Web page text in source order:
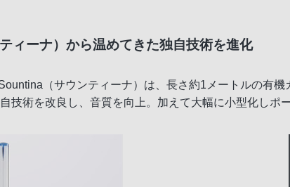
ィーナ）から温めてきた独自技術を進化
（サウンティーナ）は、長さ約1メートルの有
技術を改良し、音質を向上。加えて大幅に小型化しポ